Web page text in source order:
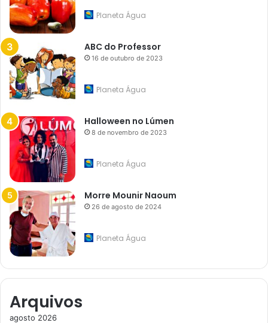
Planeta Água
ABC do Professor
16 de outubro de 2023
Planeta Água
Halloween no Lúmen
8 de novembro de 2023
Planeta Água
Morre Mounir Naoum
26 de agosto de 2024
Planeta Água
Arquivos
agosto 2026